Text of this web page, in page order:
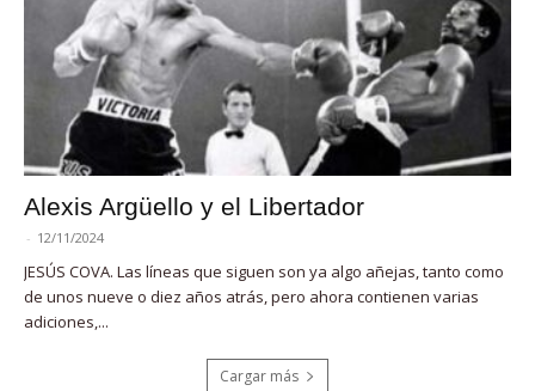
Alexis Argüello y el Libertador
- 12/11/2024
JESÚS COVA. Las líneas que siguen son ya algo añejas, tanto como
de unos nueve o diez años atrás, pero ahora contienen varias
adiciones,...
Cargar más